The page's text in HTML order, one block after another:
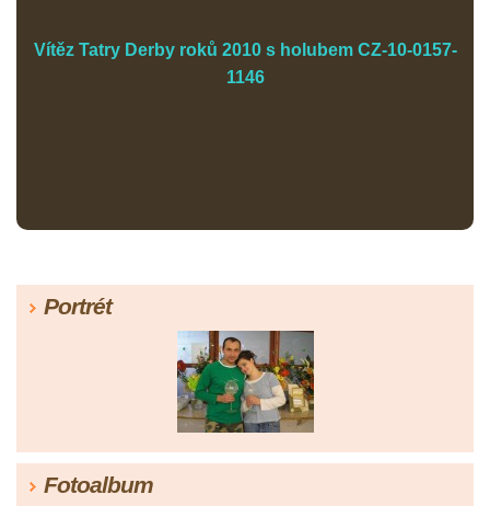
Vítěz Tatry Derby roků 2010 s holubem CZ-10-0157-
1146
Portrét
Fotoalbum